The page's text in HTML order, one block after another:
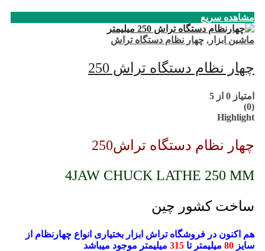
مشاهده سریع
ماشین ابزار , چهار نظام دستگاه تراش
چهار نظام دستگاه تراش 250
امتیاز 0 از 5
(0)
Highlight
چهار نظام دستگاه تراش250
4JAW CHUCK LATHE 250 MM
ساخت کشور چین
هم اکنون در فروشگاه تراش ابزار بختیاری انواع چهارنظام از
سایز
میلیمتر تا 315 میلیمتر موجود میباشد